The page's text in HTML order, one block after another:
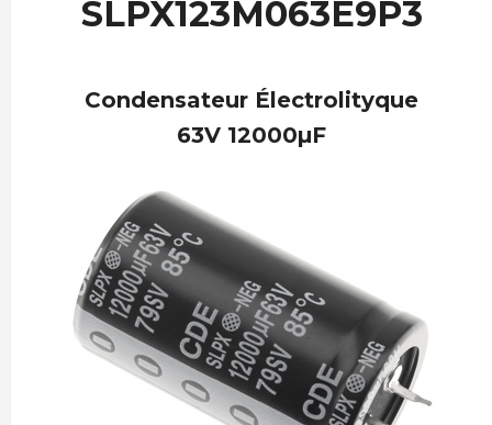
SLPX123M063E9P3
Condensateur Électrolityque
63V 12000µF